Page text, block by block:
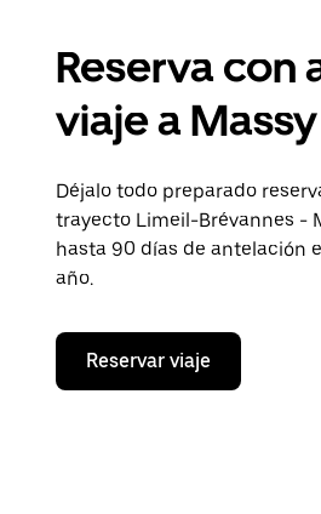
Reserva con
viaje a Massy
Déjalo todo preparado
trayecto Limeil-Brévannes -
hasta 90 días de antelación
año.
Reservar viaje